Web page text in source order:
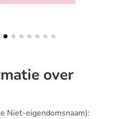
over
Niet-eigendomsnaam):